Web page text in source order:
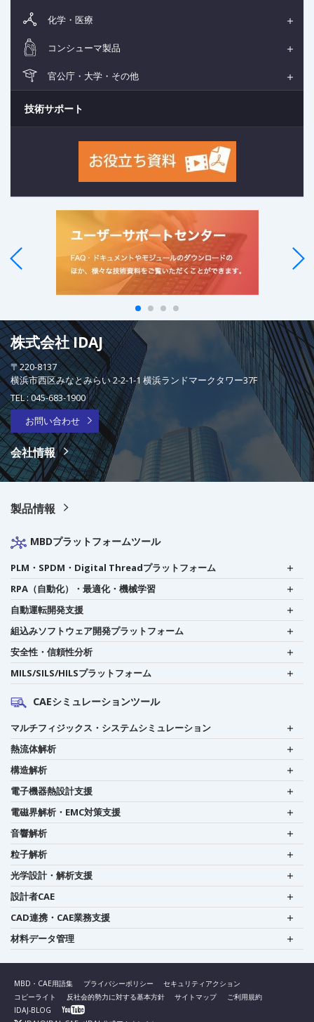
化学・医療
コンシューマ製品
官公庁・大学・その他
技術サポート
株式会社 IDAJ
〒220-8137
横浜市西区みなとみらい 2-2-1-1 横浜ランドマークタワー37F
TEL :045-683-1900
お問い合わせ
会社情報
製品情報
MBDプラットフォームツール
PLM・SPDM・Digital Threadプラットフォーム
RPA（自動化）・最適化・機械学習
自動運転開発支援
組込みソフトウェア開発プラットフォーム
安全性・信頼性分析
MILS/SILS/HILSプラットフォーム
CAEシミュレーションツール
マルチフィジックス・システムシミュレーション
熱流体解析
構造解析
電子機器熱設計支援
電磁界解析・EMC対策支援
音響解析
粒子解析
光学設計・解析支援
設計者CAE
CAD連携・CAE業務支援
材料データ管理
MBD・CAE用語集 プライバシーポリシー
セキュリティアクション
コピーライト
反社会的勢力に対する基本方針 サイトマップ
ご利用規約
IDAJ-BLOG